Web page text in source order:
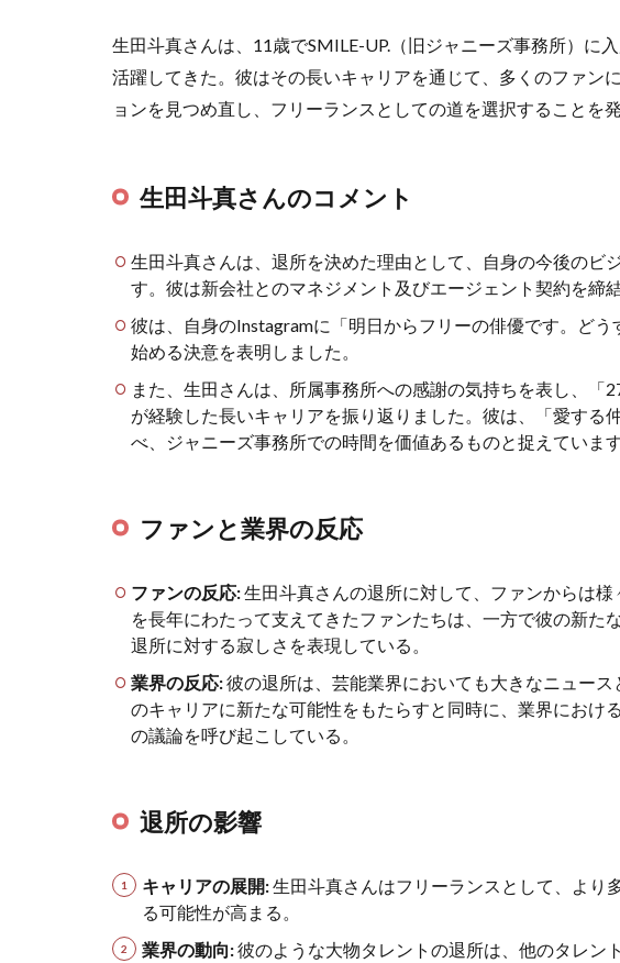
生田斗真さんは、11歳でSMILE-UP.（旧ジャニーズ事務所）に
活躍してきた。彼はその長いキャリアを通じて、多くのファン
ョンを見つめ直し、フリーランスとしての道を選択することを発
生田斗真さんのコメント
生田斗真さんは、退所を決めた理由として、自身の今後のビ
す。彼は新会社とのマネジメント及びエージェント契約を締
彼は、自身のInstagramに「明日からフリーの俳優です。ど
始める決意を表明しました。
また、生田さんは、所属事務所への感謝の気持ちを表し、「
が経験した長いキャリアを振り返りました。彼は、「愛する
べ、ジャニーズ事務所での時間を価値あるものと捉えています
ファンと業界の反応
ファンの反応:生田斗真さんの退所に対して、ファンからは
を長年にわたって支えてきたファンたちは、一方で彼の新た
退所に対する寂しさを表現している。
業界の反応:彼の退所は、芸能業界においても大きなニュー
のキャリアに新たな可能性をもたらすと同時に、業界におけ
の議論を呼び起こしている。
退所の影響
キャリアの展開:生田斗真さんはフリーランスとして、より
る可能性が高まる。
業界の動向:彼のような大物タレントの退所は、他のタレン